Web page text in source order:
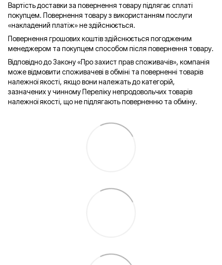
Вартість доставки за повернення товару підлягає сплаті
покупцем. Повернення товару з використанням послуги
«накладений платіж» не здійснюється.
Повернення грошових коштів здійснюється погодженим
менеджером та покупцем способом після повернення товару.
Відповідно до Закону «Про захист прав споживачів», компанія
може відмовити споживачеві в обміні та поверненні товарів
належної якості, якщо вони належать до категорій,
зазначених у чинному Переліку непродовольчих товарів
належної якості, що не підлягають поверненню та обміну.